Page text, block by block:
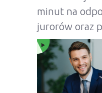
minut na
jurorów oraz